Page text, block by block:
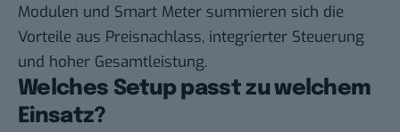
Modulen und Smart Meter summieren sich die
Vorteile aus Preisnachlass, integrierter Steuerung
und hoher Gesamtleistung.
Welches Setup passt zu welchem
Einsatz?